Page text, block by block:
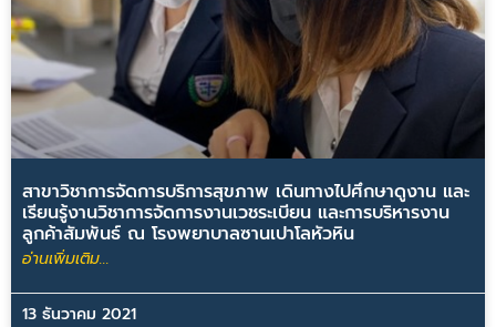
สาขาวิชาการจัดการบริการสุขภาพ เดินทางไปศึกษาดูงาน และ
เรียนรู้งานวิชาการจัดการงานเวชระเบียน และการบริหารงาน
ลูกค้าสัมพันธ์ ณ โรงพยาบาลซานเปาโลหัวหิน
อ่านเพิ่มเติม...
13 ธันวาคม 2021